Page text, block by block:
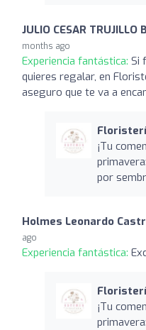
JULIO CESAR TRUJILLO
months ago
Experiencia fantástica: Si
quieres regalar, en
aseguro que te va a
¡Tu
por
Holmes Leonardo
ago
Experiencia fantástica:
¡Tu